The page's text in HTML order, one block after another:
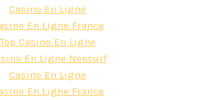
Casino En Ligne
En Ligne France
Top Casino En Ligne
En Ligne Neosurf
Casino En Ligne
En Ligne France